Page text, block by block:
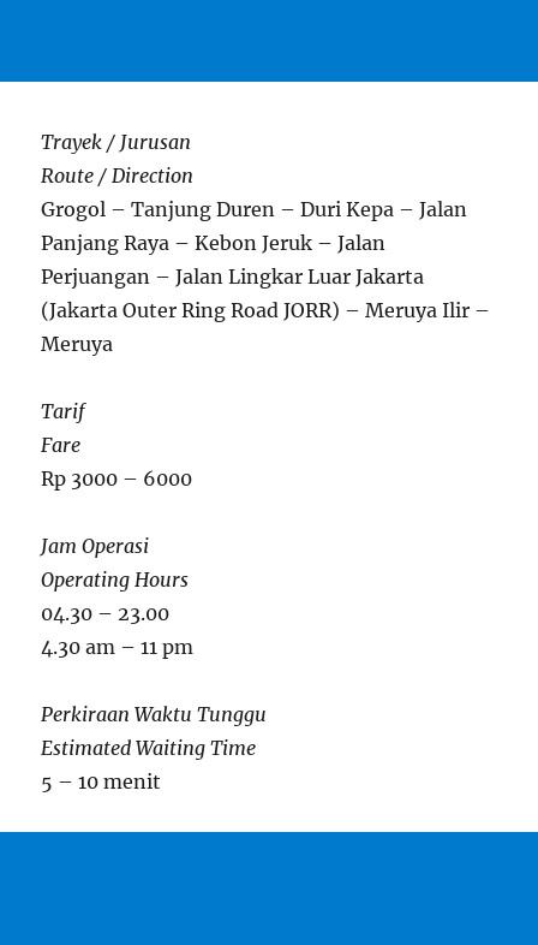
Trayek / Jurusan
Route / Direction
Grogol – Tanjung Duren – Duri Kepa – Jalan
Panjang Raya – Kebon Jeruk – Jalan
Perjuangan – Jalan Lingkar Luar Jakarta
(Jakarta Outer Ring Road JORR) – Meruya Ilir –
Meruya
Tarif
Fare
Rp 3000 – 6000
Jam Operasi
Operating Hours
04.30 – 23.00
4.30 am – 11 pm
Perkiraan Waktu Tunggu
Estimated Waiting Time
5 – 10 menit